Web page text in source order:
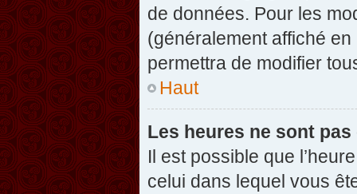
de données. Pour les
(généralement affiché
permettra de modifier
Haut
Les heures ne sont
Il est possible que
celui dans lequel vous